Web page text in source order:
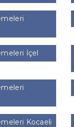
İçel
Kocaeli